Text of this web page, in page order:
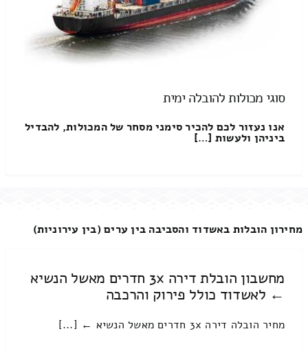
סוגי מכולות להובלה ימית
אנו נעזור לכם להכיר סימני מסחר של המכולות, להבדיל
ביניהן ולעשות […]
מחירון הובלות באשדוד והסביבה בין ערים (בין עירוניות)
מחשבון הובלת דירה 3x חדרים מאשל הנשיא
← לאשדוד כולל פירוק והרכבה
מחיר הובלה דירה 3x חדרים מאשל הנשיא ← [...]